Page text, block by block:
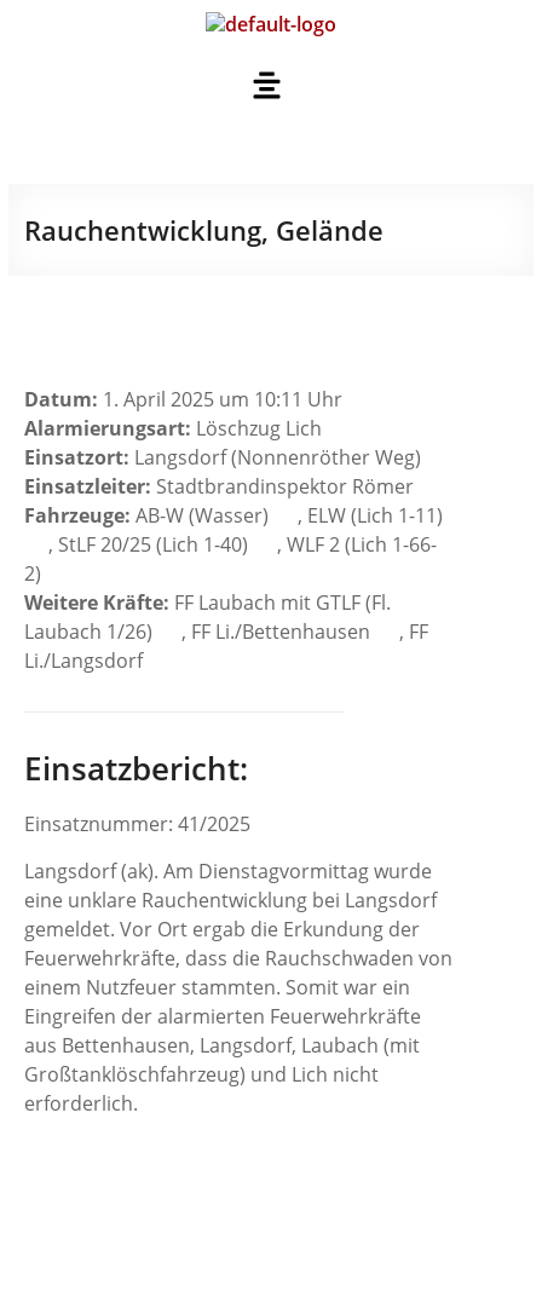
Rauchentwicklung, Gelände
Datum: 1. April 2025 um 10:11 Uhr
Alarmierungsart: Löschzug Lich
Einsatzort: Langsdorf (Nonnenröther Weg)
Einsatzleiter: Stadtbrandinspektor Römer
Fahrzeuge: AB-W (Wasser)
, ELW (Lich 1-11)
, StLF 20/25 (Lich 1-40)
, WLF 2 (Lich 1-66-
2)
Weitere Kräfte: FF Laubach mit GTLF (Fl.
Laubach 1/26)
, FF Li./Bettenhausen
, FF
Li./Langsdorf
Einsatzbericht:
Einsatznummer: 41/2025
Langsdorf (ak). Am Dienstagvormittag wurde
eine unklare Rauchentwicklung bei Langsdorf
gemeldet. Vor Ort ergab die Erkundung der
Feuerwehrkräfte, dass die Rauchschwaden von
einem Nutzfeuer stammten. Somit war ein
Eingreifen der alarmierten Feuerwehrkräfte
aus Bettenhausen, Langsdorf, Laubach (mit
Großtanklöschfahrzeug) und Lich nicht
erforderlich.